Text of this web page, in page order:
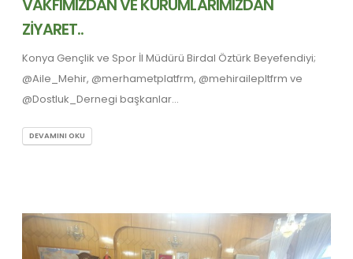
VAKFIMIZDAN VE KURUMLARIMIZDAN
ZİYARET..
Konya Gençlik ve Spor İl Müdürü Birdal Öztürk Beyefendiyi;
@Aile_Mehir, @merhametplatfrm, @mehirailepltfrm ve
@Dostluk_Dernegi başkanlar...
DEVAMINI OKU